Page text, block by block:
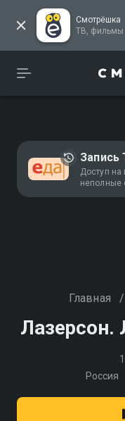
Смотрёшка
Запись
Доступ
неполные
Главная /
Лазерсон.
Россия